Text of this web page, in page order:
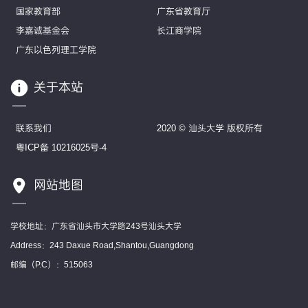
国家教育部
广东省教育厅
李嘉诚基金会
长江商学院
广东以色列理工学院
关于本站
联系我们
2020 © 汕头大学 版权所有
粤ICP备 10216025号-4
网站地图
学校地址：广东省汕头市大学路243号汕头大学
Address：243 Daxue Road,Shantou,Guangdong
邮编（P.C）：515063